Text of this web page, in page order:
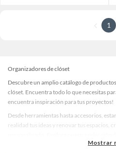
1
Organizadores de clóset
Descubre un amplio catálogo de
clóset. Encuentra todo lo que necesitas
encuentra inspiración para tus proyectos!
Desde herramientas hasta accesorios,
realidad tus ideas y renovar tus espacios,
accesorios de calidad que te ayudarán a
Mostrar